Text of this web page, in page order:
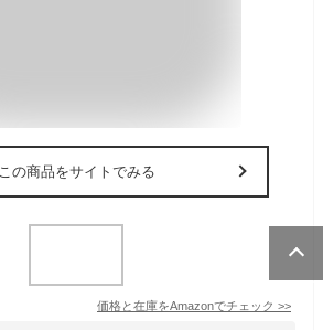
この商品をサイトでみる
価格と在庫をAmazonでチェック >>